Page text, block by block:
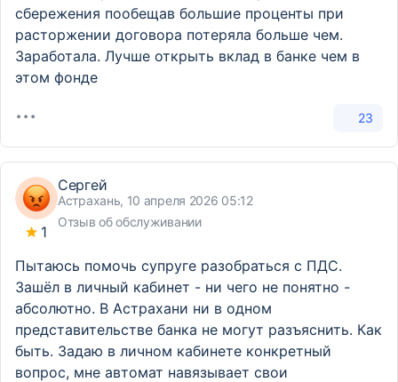
сбережения пообещав большие проценты при
расторжении договора потеряла больше чем.
Заработала. Лучше открыть вклад в банке чем в
этом фонде
23
1
Сергей
Астрахань, 10 апреля 2026 05:12
Отзыв об обслуживании
Пытаюсь помочь супруге разобраться с ПДС.
Зашёл в личный кабинет - ни чего не понятно -
абсолютно. В Астрахани ни в одном
представительстве банка не могут разъяснить. Как
быть. Задаю в личном кабинете конкретный
вопрос, мне автомат навязывает свои